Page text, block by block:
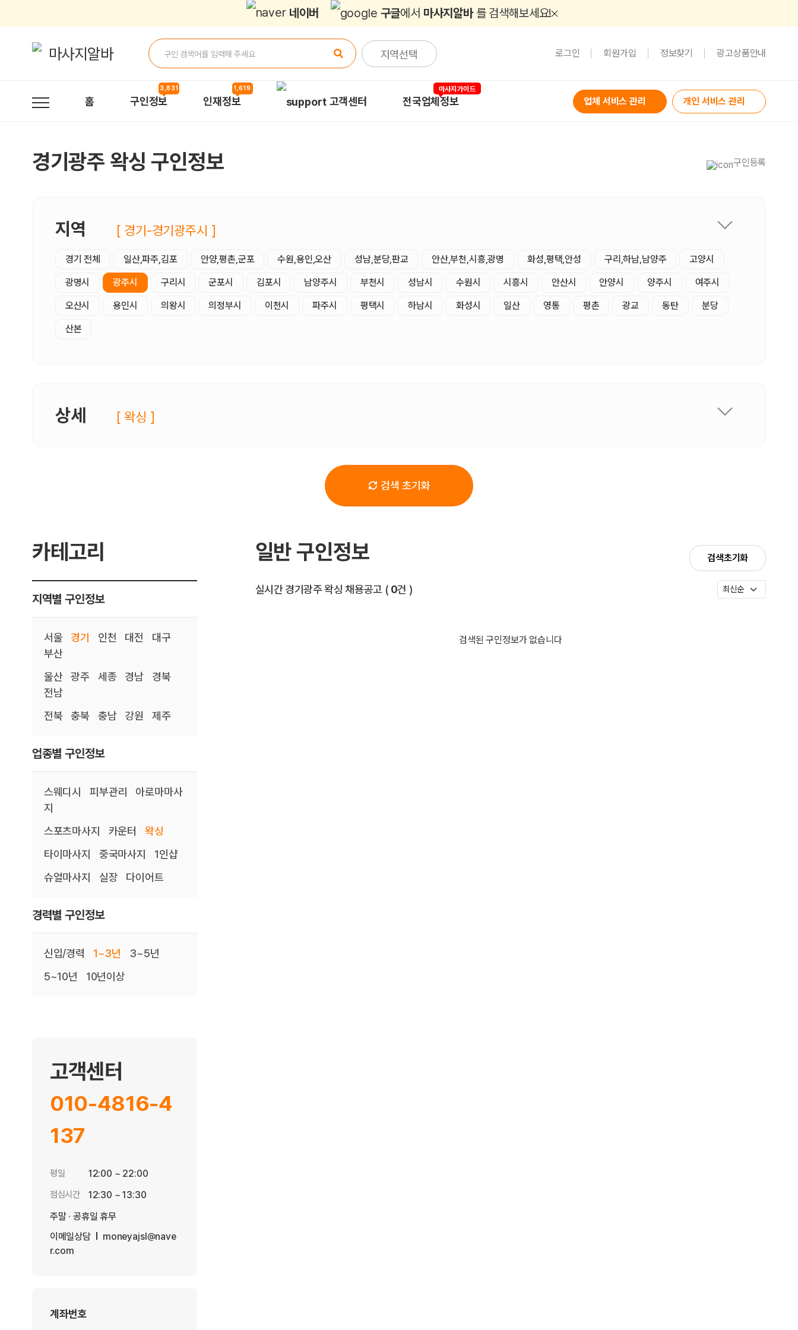
네이버 구글에서 마사지알바 를 검색해보세요!
지역선택 로그인 회원가입 정보찾기 광고상품안내
홈 구인정보
3,831
인재정보
1,619
고객센터 전국업체정보
마사지가이드
업체 서비스 관리 개인 서비스 관리
경기광주 왁싱 구인정보 구인등록
지역 [ 경기-경기광주시 ]
경기 전체 일산,파주,김포 안양,평촌,군포 수원,용인,오산 성남,분당,판교 안산,부천,시흥,광명 화성,평택,안성 구리,하남,남양주 고양시
광명시 광주시 구리시 군포시 김포시 남양주시 부천시 성남시 수원시 시흥시 안산시 안양시 양주시 여주시
오산시 용인시 의왕시 의정부시 이천시 파주시 평택시 하남시 화성시 일산 영통 평촌 광교 동탄 분당
산본
상세 [ 왁싱 ]
검색 초기화
카테고리
지역별 구인정보
서울 경기 인천 대전
대구
부산
울산
광주 세종 경남
경북
전남
전북
충북 충남 강원 제주
업종별 구인정보
스웨디시 피부관리
아로마마사
지
스포츠마사지
카운터
왁싱
타이마사지
중국마사지
1인샵
슈얼마사지
실장 다이어트
경력별 구인정보
신입/경력 1~3년
3~5년
5~10년
10년이상
고객센터
010-4816-4
137
평일 12:00 ~ 22:00
점심시간
12:30 ~ 13:30
주말 · 공휴일 휴무
이메일상담
moneyajsl@nave
r.com
계좌번호
일반 구인정보 검색초기화
실시간 경기광주 왁싱 채용공고 전체 목록
( 0건 )
검색된 구인정보가 없습니다